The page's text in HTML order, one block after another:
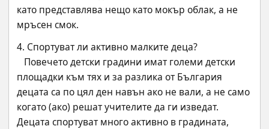
като представлява нещо като мокър облак, а не
мръсен смок.
4. Спортуват ли активно малките деца?
площадки към тях и за разлика от България
децата са по цял ден навън ако не вали, а не само
когато (ако) решат учителите да ги изведат.
Децата спортуват много активно в градината,